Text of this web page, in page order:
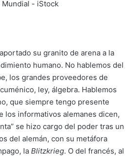
su granito de arena a la
humano. No hablemos del
los grandes proveedores de
ley, álgebra. Hablemos
que siempre tengo presente
los informativos alemanes dicen,
se hizo cargo del poder tras un
del alemán, con su metáfora
la Blitzkrieg. O del francés, al